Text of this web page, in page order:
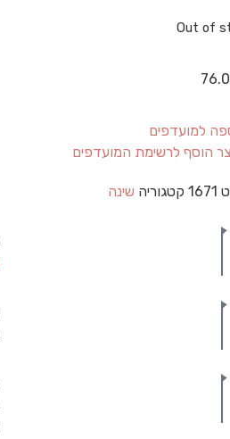
Out of
למועדפים
הוסף לרשימת המועדפים
1671 קטגוריה שינה